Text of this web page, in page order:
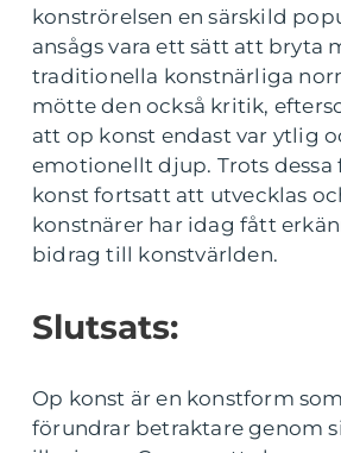
konströrelsen en särskild
ansågs vara ett sätt att bryta
traditionella konstnärliga
mötte den också kritik,
att op konst endast var ytlig
emotionellt djup. Trots dessa
konst fortsatt att utvecklas
konstnärer har idag fått
bidrag till konstvärlden.
Slutsats:
Op konst är en konstform
förundrar betraktare genom